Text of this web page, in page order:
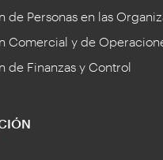
de Personas en las
Comercial y de
de Finanzas y Control